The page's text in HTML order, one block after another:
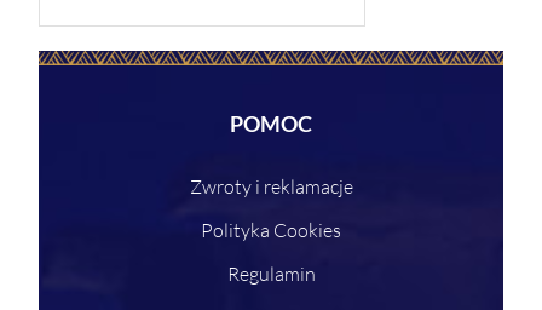
POMOC
Zwroty i reklamacje
Polityka Cookies
Regulamin